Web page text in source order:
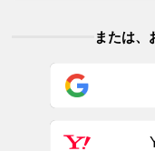
または、